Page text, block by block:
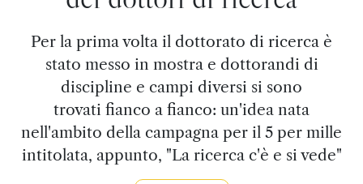
Per la prima volta il dottorato di ricerca è
stato messo in mostra e dottorandi di
discipline e campi diversi si sono
trovati fianco a fianco: un'idea nata
nell'ambito della campagna per il 5 per mille
intitolata, appunto, "La ricerca c'è e si vede"